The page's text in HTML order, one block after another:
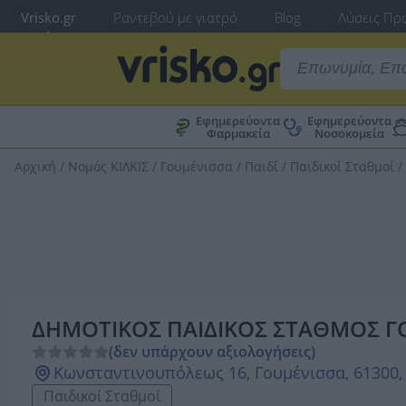
Vrisko.gr Ραντεβού με γιατρό Blog Λύσεις
Εφημερεύοντα
Φαρμακεία
Εφημερεύοντα
Νοσοκομεία
Αρχική / Νομός ΚΙΛΚΙΣ / Γουμένισσα / Παιδί / Παιδικοί Σταθμοί /
ΔΗΜΟΤΙΚΟΣ ΠΑΙΔΙΚΟΣ ΣΤΑΘΜΟΣ
(δεν υπάρχουν αξιολογήσεις)
Κωνσταντινουπόλεως 16, Γουμένισσα, 61300,
Παιδικοί Σταθμοί